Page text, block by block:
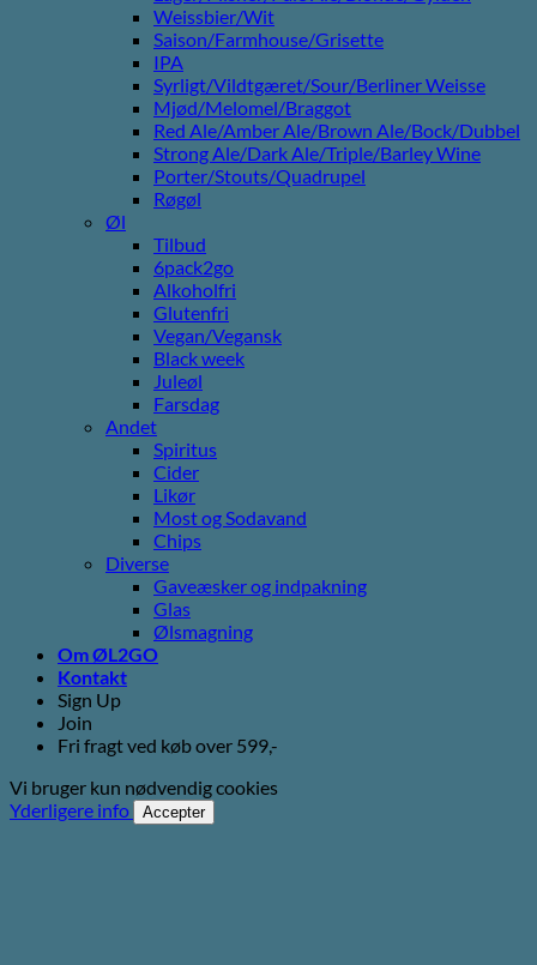
Weissbier/Wit
Saison/Farmhouse/Grisette
IPA
Syrligt/Vildtgæret/Sour/Berliner Weisse
Mjød/Melomel/Braggot
Red Ale/Amber Ale/Brown Ale/Bock/Dubbel
Strong Ale/Dark Ale/Triple/Barley Wine
Porter/Stouts/Quadrupel
Røgøl
Øl
Tilbud
6pack2go
Alkoholfri
Glutenfri
Vegan/Vegansk
Black week
Juleøl
Farsdag
Andet
Spiritus
Cider
Likør
Most og Sodavand
Chips
Diverse
Gaveæsker og indpakning
Glas
Ølsmagning
Om ØL2GO
Kontakt
Sign Up
Join
Fri fragt ved køb over 599,-
Vi bruger kun nødvendig cookies
Yderligere info
Accepter